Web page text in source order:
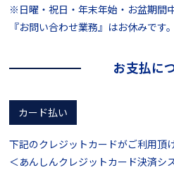
※日曜・祝日・年末年始・お盆期間
『お問い合わせ業務』はお休みです。
お支払に
カード払い
下記のクレジットカードがご利用頂け
＜あんしんクレジットカード決済シ